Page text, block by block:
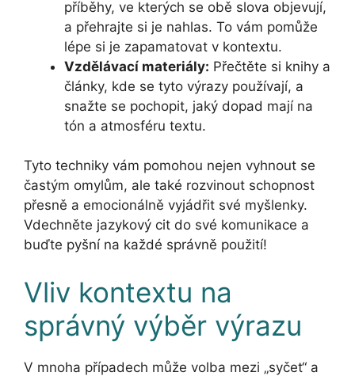
příběhy, ve kterých se obě slova objevují,
a přehrajte si je nahlas. To vám pomůže
lépe si je zapamatovat v kontextu.
Vzdělávací materiály: Přečtěte si knihy a
články, kde se tyto výrazy používají, a
snažte se pochopit, jaký dopad mají na
tón a atmosféru textu.
Tyto techniky vám pomohou nejen vyhnout se
častým omylům, ale také rozvinout schopnost
přesně a emocionálně vyjádřit své myšlenky.
Vdechněte jazykový cit do své komunikace a
buďte pyšní na každé správně použití!
Vliv kontextu na
správný výběr výrazu
V mnoha případech může volba mezi „syčet“ a